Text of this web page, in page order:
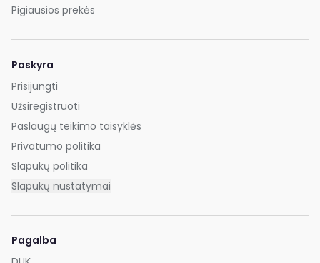
Pigiausios prekės
Paskyra
Prisijungti
Užsiregistruoti
Paslaugų teikimo taisyklės
Privatumo politika
Slapukų politika
Slapukų nustatymai
Pagalba